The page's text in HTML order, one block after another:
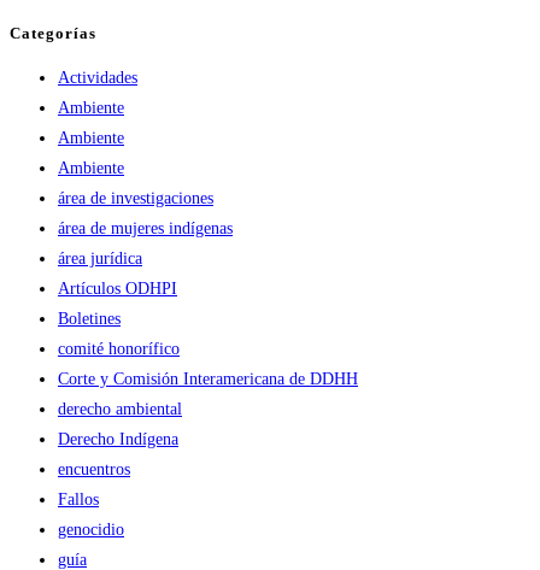
Categorías
Actividades
Ambiente
Ambiente
Ambiente
área de investigaciones
área de mujeres indígenas
área jurídica
Artículos ODHPI
Boletines
comité honorífico
Corte y Comisión Interamericana de DDHH
derecho ambiental
Derecho Indígena
encuentros
Fallos
genocidio
guía